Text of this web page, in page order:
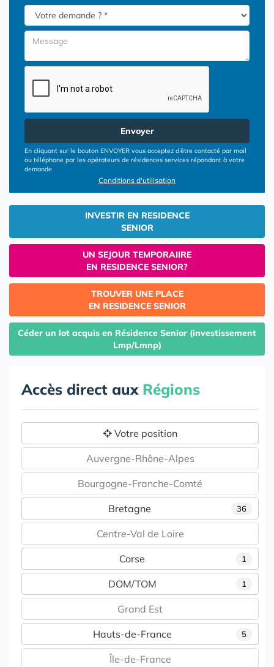
Envoyer
En cliquant sur le bouton ENVOYER vous acceptez d’être contacté par mail
ou téléphone par les opérateurs de résidences services répondant à votre
demande
Conditions d'utilisation
INVESTIR EN RESIDENCE
SENIOR
UN SEJOUR TEMPORAIIRE
EN RESIDENCE SENIOR?
TROUVER UNE PLACE
EN RESIDENCE SENIOR
Céder un lot acquis en Résidence Senior (investissement
Lmp/Lmnp)
Accès direct aux Régions
Votre position
Auvergne-Rhône-Alpes
Bourgogne-Franche-Comté
36
Bretagne
Centre-Val de Loire
1
Corse
1
DOM/TOM
Grand Est
5
Hauts-de-France
Île-de-France